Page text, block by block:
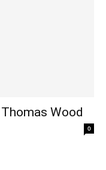
Wood
0